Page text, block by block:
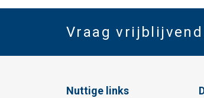
Vraag vrijblijvend
Nuttige links